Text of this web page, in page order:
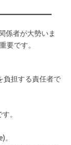
係者が大勢いま
要です。
負担する責任者で
。